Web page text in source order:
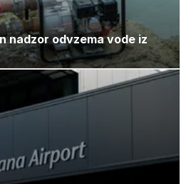
nadzor odvzema vode iz